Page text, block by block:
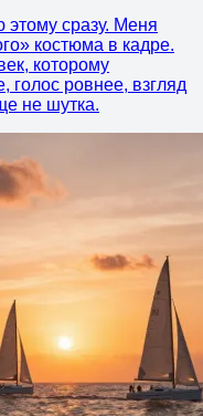
сразу. Меня
костюма в кадре.
которому
голос ровнее, взгляд
не шутка.